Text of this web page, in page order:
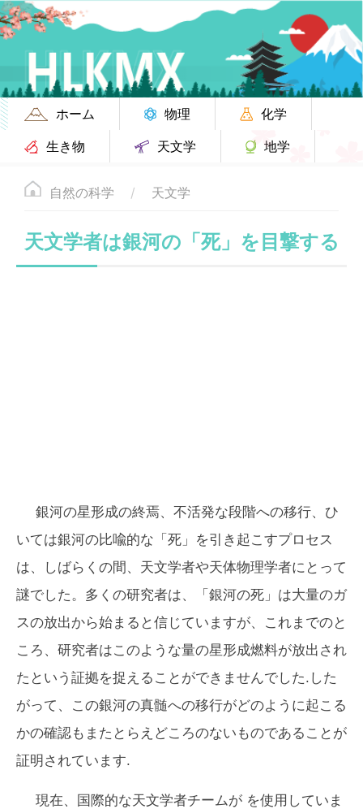
ホーム 物理
化学
生き物
天文学 地学
自然の科学 天文学
天文学者は銀河の「死」を目撃する
銀河の星形成の終焉、不活発な段階への移行、ひ
いては銀河の比喩的な「死」を引き起こすプロセス
は、しばらくの間、天文学者や天体物理学者にとって
謎でした。多くの研究者は、「銀河の死」は大量のガ
スの放出から始まると信じていますが、これまでのと
ころ、研究者はこのような量の星形成燃料が放出され
たという証拠を捉えることができませんでした.した
がって、この銀河の真髄への移行がどのように起こる
かの確認もまたとらえどころのないものであることが
証明されています.
現在、国際的な天文学者チームが を使用していま